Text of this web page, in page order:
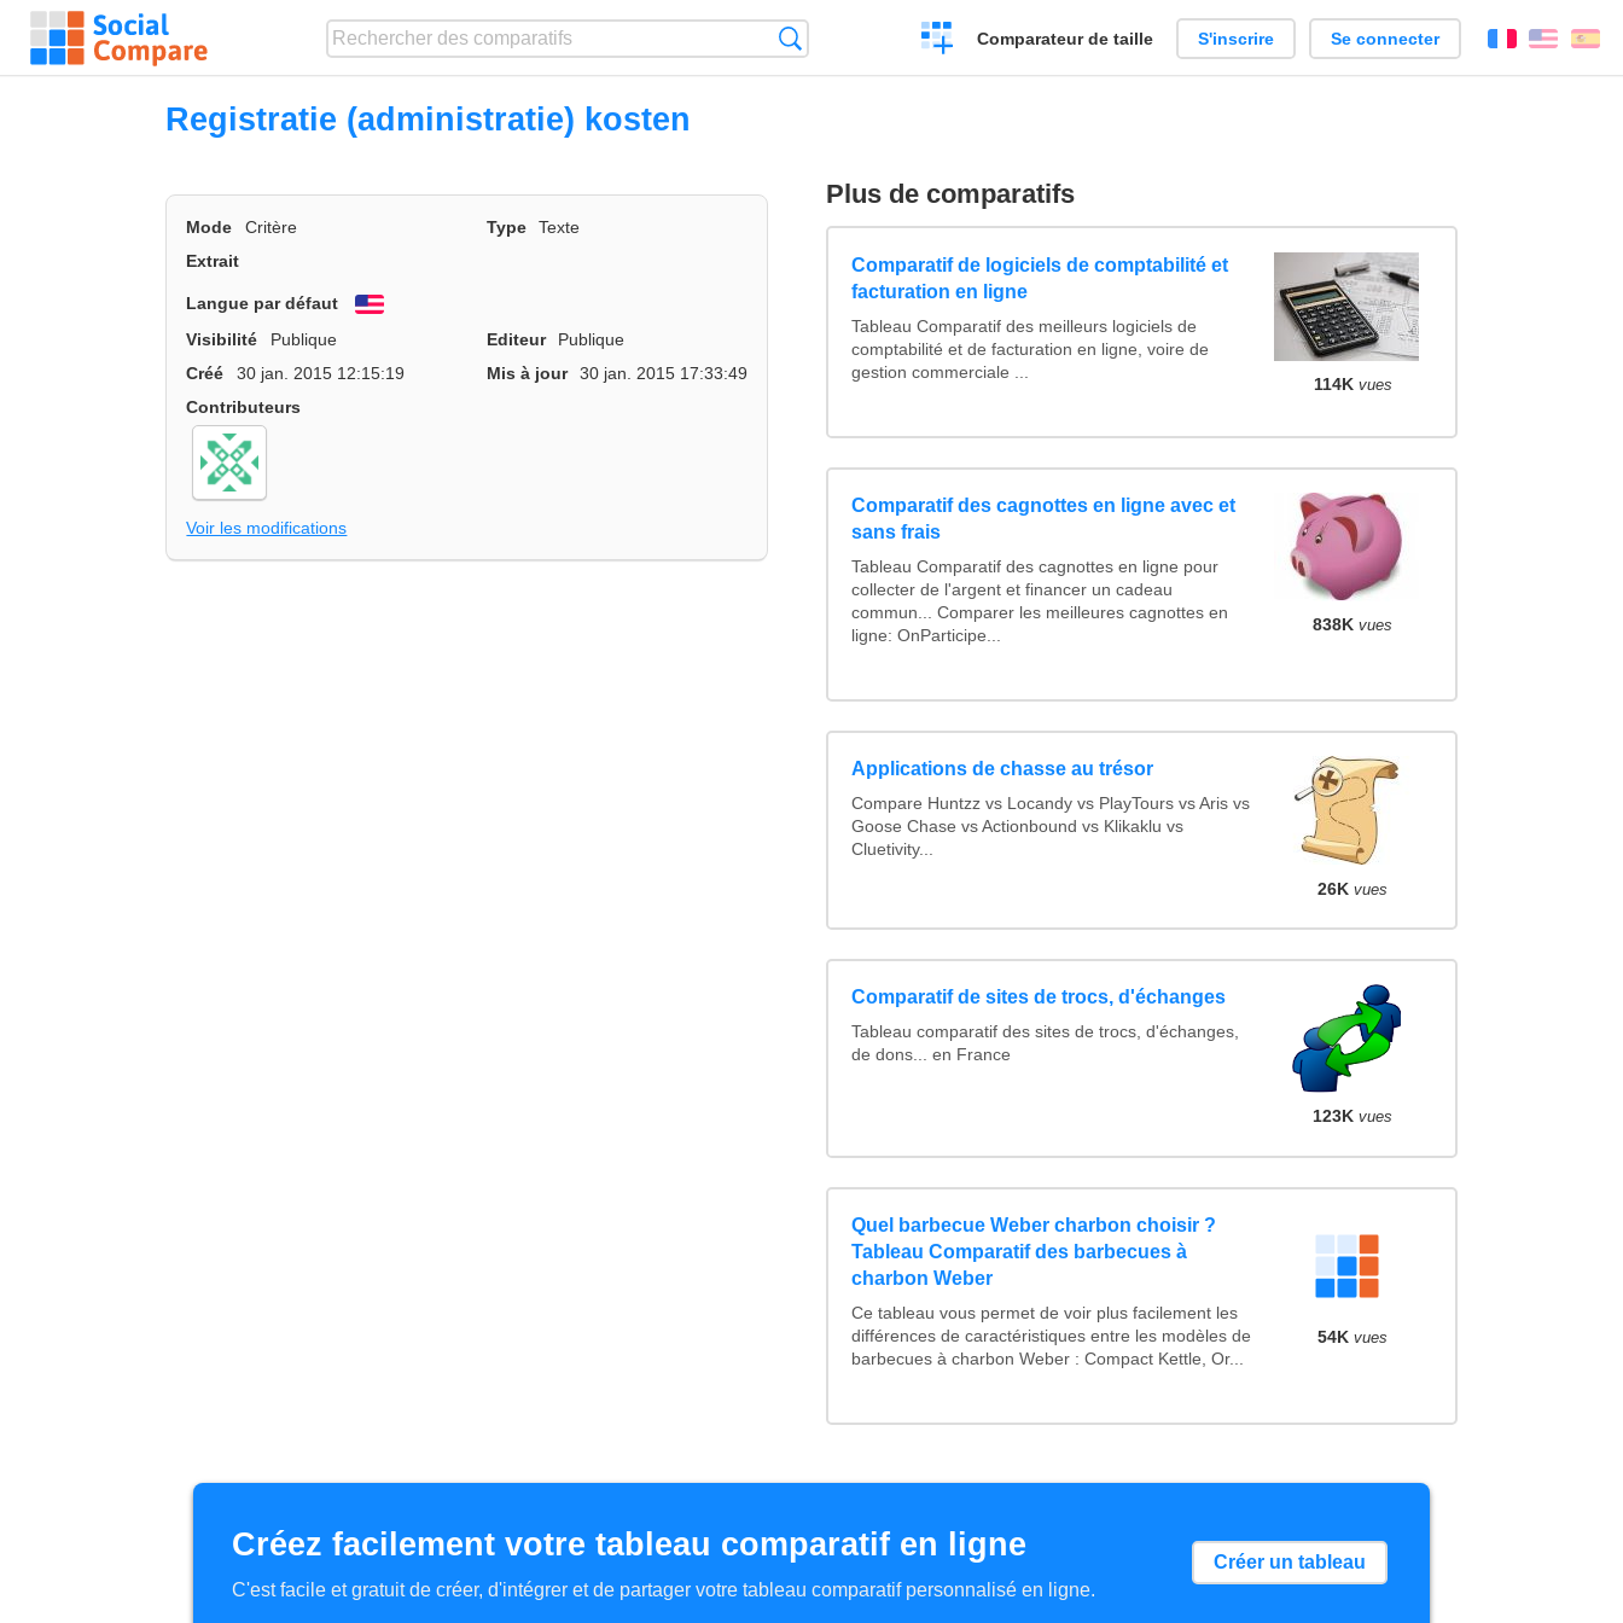
Créer
un
Comparateur de taille S'inscrire Se connecter FrançaisEnglish
Registratie (administratie) kosten
Mode Critère Type
Texte
Extrait
Langue par défaut
Visibilité
Publique Editeur
Publique
Créé
30 jan. 2015 12:15:19 Mis à jour
30 jan. 2015 17:33:49
Contributeurs
Voir les modifications
Plus de comparatifs
Comparatif de logiciels de comptabilité et
facturation en ligne
Tableau Comparatif des meilleurs logiciels de
comptabilité et de facturation en ligne, voire de
gestion commerciale ...
114K vues
Comparatif des cagnottes en ligne avec et
sans frais
Tableau Comparatif des cagnottes en ligne pour
collecter de l'argent et financer un cadeau
commun... Comparer les meilleures cagnottes en
ligne: OnParticipe...
838K vues
Applications de chasse au trésor
Compare Huntzz vs Locandy vs PlayTours vs Aris vs
Goose Chase vs Actionbound vs Klikaklu vs
Cluetivity...
26K vues
Comparatif de sites de trocs, d'échanges
Tableau comparatif des sites de trocs, d'échanges,
de dons... en France
123K vues
Quel barbecue Weber charbon choisir ?
Tableau Comparatif des barbecues à
charbon Weber
Ce tableau vous permet de voir plus facilement les
différences de caractéristiques entre les modèles de
barbecues à charbon Weber : Compact Kettle, Or...
54K vues
Créez facilement votre tableau comparatif en ligne
C'est facile et gratuit de créer, d'intégrer et de partager votre tableau comparatif personnalisé en ligne.
Créer un tableau